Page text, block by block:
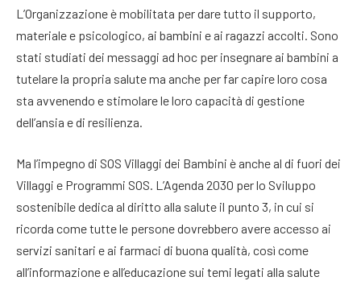
L’Organizzazione è mobilitata per dare tutto il supporto,
materiale e psicologico, ai bambini e ai ragazzi accolti. Sono
stati studiati dei messaggi ad hoc per insegnare ai bambini a
tutelare la propria salute ma anche per far capire loro cosa
sta avvenendo e stimolare le loro capacità di gestione
dell’ansia e di resilienza.
Ma l’impegno di SOS Villaggi dei Bambini è anche al di fuori dei
Villaggi e Programmi SOS. L’Agenda 2030 per lo Sviluppo
sostenibile dedica al diritto alla salute il punto 3, in cui si
ricorda come tutte le persone dovrebbero avere accesso ai
servizi sanitari e ai farmaci di buona qualità, così come
all’informazione e all’educazione sui temi legati alla salute